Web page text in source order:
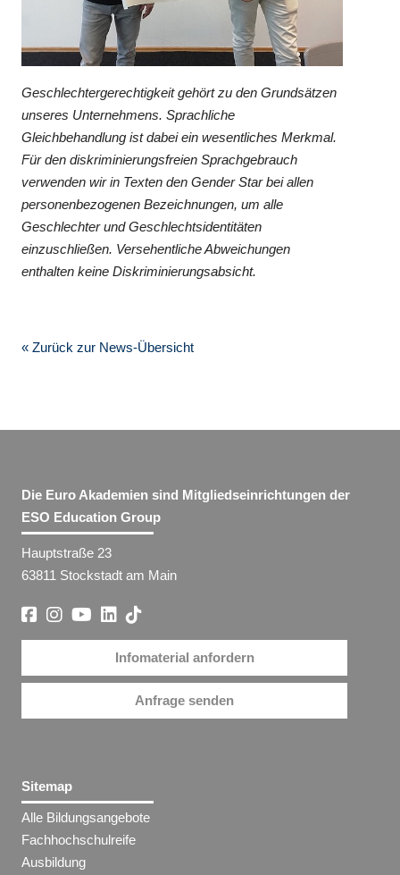
Geschlechtergerechtigkeit gehört zu den Grundsätzen
unseres Unternehmens. Sprachliche
Gleichbehandlung ist dabei ein wesentliches Merkmal.
Für den diskriminierungsfreien Sprachgebrauch
verwenden wir in Texten den Gender Star bei allen
personenbezogenen Bezeichnungen, um alle
Geschlechter und Geschlechtsidentitäten
einzuschließen. Versehentliche Abweichungen
enthalten keine Diskriminierungsabsicht.
« Zurück zur News-Übersicht
Die Euro Akademien sind Mitgliedseinrichtungen der
ESO Education Group
Hauptstraße 23
63811 Stockstadt am Main
Infomaterial anfordern
Anfrage senden
Sitemap
Alle Bildungsangebote
Fachhochschulreife
Ausbildung